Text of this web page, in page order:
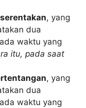
, yang
dua
waktu yang
itu, pada saat
, yang
dua
waktu yang